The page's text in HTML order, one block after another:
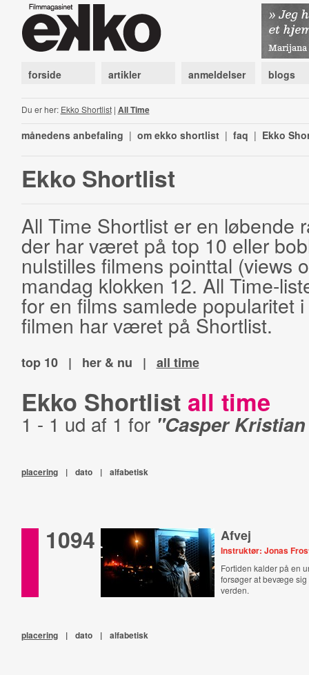
forside artikler anmeldelser blogs
Du er her: Ekko Shortlist| All Time
månedens anbefaling | om ekko shortlist | faq | Ekko
Ekko Shortlist
All Time Shortlist er en løbende
der har været på top 10 eller
nulstilles filmens pointtal (views
mandag klokken 12. All Time-
for en films samlede popularitet
filmen har været på Shortlist.
top 10 | her & nu | all time
Ekko Shortlist all time
1 - 1 ud af 1 for "Casper
placering | dato | alfabetisk
1094 Afvej
Instruktør: Jonas
Fortiden kalder på en
forsøger at bevæge
verden.
placering | dato | alfabetisk